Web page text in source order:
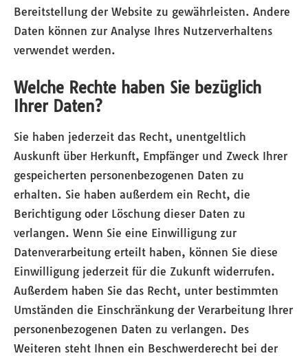
Bereitstellung der Website zu gewährleisten. Andere
Daten können zur Analyse Ihres Nutzerverhaltens
verwendet werden.
Welche Rechte haben Sie bezüglich
Ihrer Daten?
Sie haben jederzeit das Recht, unentgeltlich
Auskunft über Herkunft, Empfänger und Zweck Ihrer
gespeicherten personenbezogenen Daten zu
erhalten. Sie haben außerdem ein Recht, die
Berichtigung oder Löschung dieser Daten zu
verlangen. Wenn Sie eine Einwilligung zur
Datenverarbeitung erteilt haben, können Sie diese
Einwilligung jederzeit für die Zukunft widerrufen.
Außerdem haben Sie das Recht, unter bestimmten
Umständen die Einschränkung der Verarbeitung Ihrer
personenbezogenen Daten zu verlangen. Des
Weiteren steht Ihnen ein Beschwerderecht bei der